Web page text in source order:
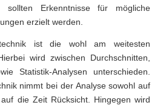
sollten Erkenntnisse für mögliche
erzielt werden.
ist die wohl am weitesten
wird zwischen Durchschnitten,
Statistik-Analysen unterschieden.
nimmt bei der Analyse sowohl auf
die Zeit Rücksicht. Hingegen wird